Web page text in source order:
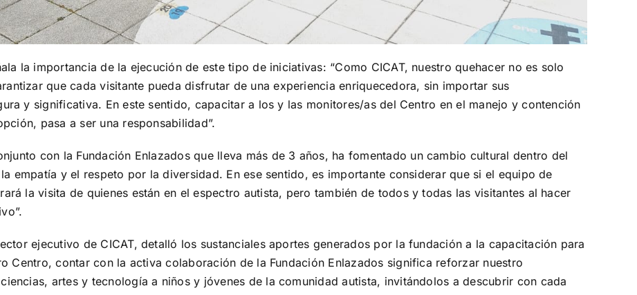
la importancia de la ejecución de este tipo de iniciativas: “Como CICAT, nuestro quehacer no es solo
que cada visitante pueda disfrutar de una experiencia enriquecedora, sin importar sus
y significativa. En este sentido, capacitar a los y las monitores/as del Centro en el manejo y contención
pasa a ser una responsabilidad”.
con la Fundación Enlazados que lleva más de 3 años, ha fomentado un cambio cultural dentro del
empatía y el respeto por la diversidad. En ese sentido, es importante considerar que si el equipo de
la visita de quienes están en el espectro autista, pero también de todos y todas las visitantes al hacer
ejecutivo de CICAT, detalló los sustanciales aportes generados por la fundación a la capacitación para
Centro, contar con la activa colaboración de la Fundación Enlazados significa reforzar nuestro
artes y tecnología a niños y jóvenes de la comunidad autista, invitándolos a descubrir con cada